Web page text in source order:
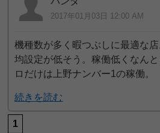
2017年01月03日 12:00 AM
機種数が多く暇つぶしに最適な
均設定が低そう。稼働低くなん
ロだけは上野ナンバー1の稼働。
続きを読む
1